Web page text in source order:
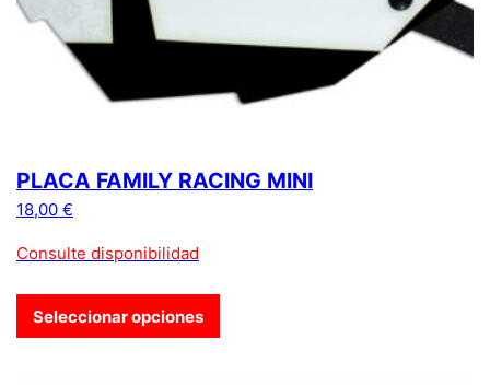
PLACA FAMILY RACING MINI
18,00 €
Consulte disponibilidad
Seleccionar opciones